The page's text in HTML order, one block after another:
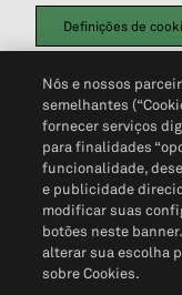
Definições de
Política de Privacidade
Não Venda Minhas
Nós e nossos
semelhantes
fornecer serviços
para finalidades
funcionalidade,
e publicidade
modificar suas
botões neste
alterar sua escolha
sobre Cookies.